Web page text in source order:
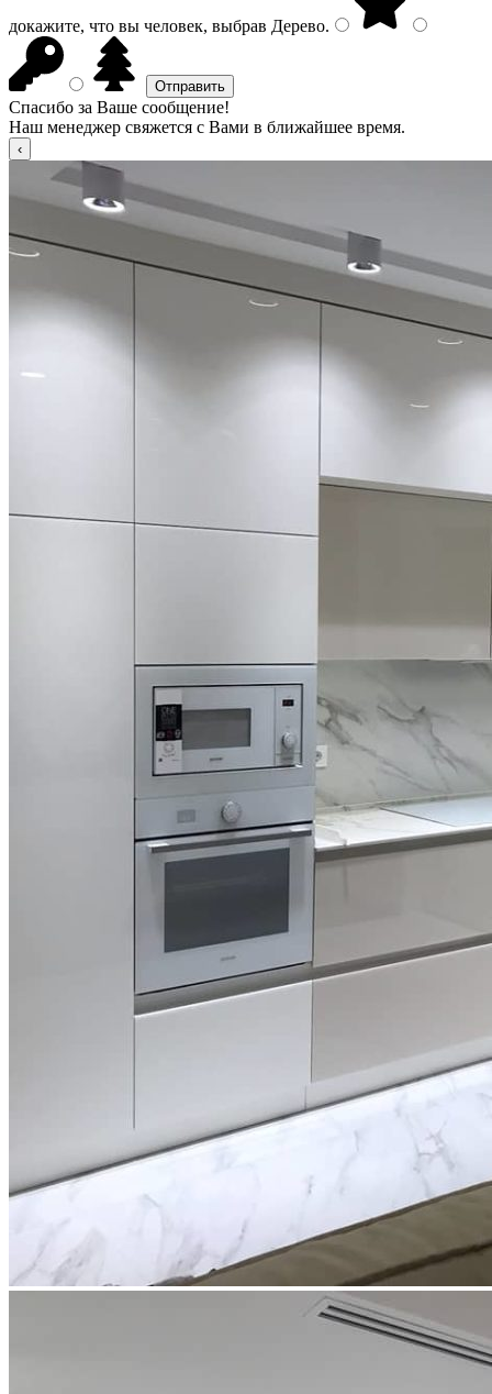
докажите, что вы человек, выбрав Дерево.
Спасибо за Ваше сообщение!
Наш менеджер свяжется с Вами в ближайшее время.